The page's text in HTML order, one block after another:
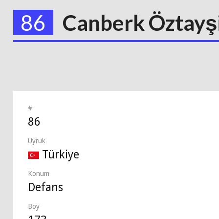
86 Canberk
#
86
Uyruk
Türkiye
Konum
Defans
Boy